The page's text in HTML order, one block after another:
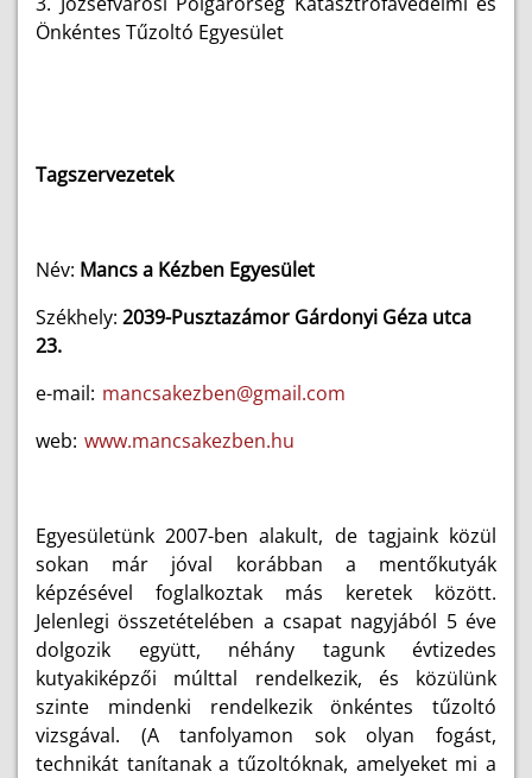
Önkéntes Tűzoltó Egyesület
Tagszervezetek
Név: Mancs a Kézben Egyesület
Székhely: 2039-Pusztazámor Gárdonyi Géza utca
23.
e-mail: mancsakezben@gmail.com
web: www.mancsakezben.hu
Egyesületünk 2007-ben alakult, de tagjaink közül
sokan már jóval korábban a mentőkutyák
képzésével foglalkoztak más keretek között.
Jelenlegi összetételében a csapat nagyjából 5 éve
dolgozik együtt, néhány tagunk évtizedes
kutyakiképzői múlttal rendelkezik, és közülünk
szinte mindenki rendelkezik önkéntes tűzoltó
vizsgával. (A tanfolyamon sok olyan fogást,
technikát tanítanak a tűzoltóknak, amelyeket mi a